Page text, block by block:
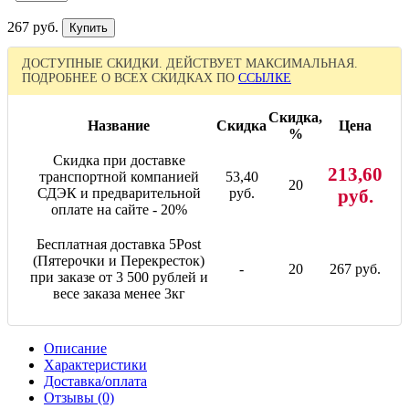
267 руб.
ДОСТУПНЫЕ СКИДКИ. ДЕЙСТВУЕТ МАКСИМАЛЬНАЯ.
ПОДРОБНЕЕ О ВСЕХ СКИДКАХ ПО ССЫЛКЕ
Название Скидка
Скидка,
%
Цена
Скидка при доставке
транспортной компанией
СДЭК и предварительной
оплате на сайте - 20%
53,40
руб.
20
213,60
руб.
Бесплатная доставка 5Post
(Пятерочки и Перекресток)
при заказе от 3 500 рублей и
весе заказа менее 3кг
- 20 267 руб.
Описание
Характеристики
Доставка/оплата
Отзывы (0)